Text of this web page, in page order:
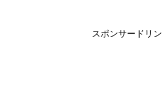
スポンサードリ